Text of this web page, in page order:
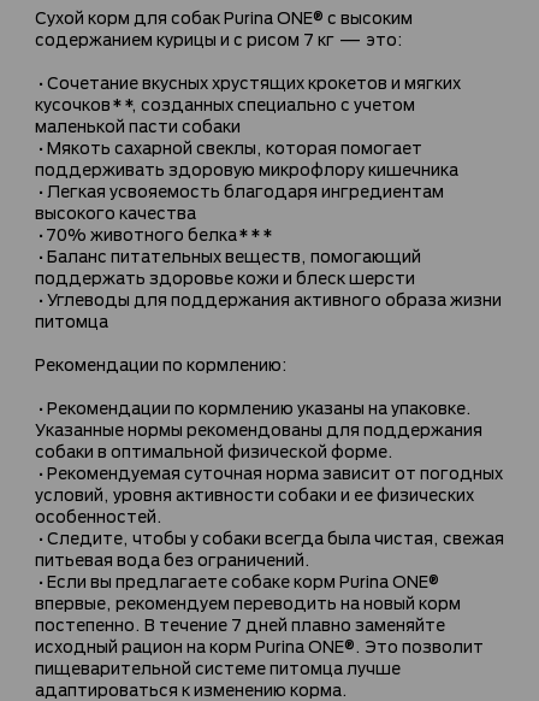
Сухой корм для собак Purina ONE® с высоким
содержанием курицы и с рисом 7 кг — это:
•Сочетание вкусных хрустящих крокетов и мягких
кусочков**, созданных специально с учетом
маленькой пасти собаки
•Мякоть сахарной свеклы, которая помогает
поддерживать здоровую микрофлору кишечника
•Легкая усвояемость благодаря ингредиентам
высокого качества
•70% животного белка***
•Баланс питательных веществ, помогающий
поддержать здоровье кожи и блеск шерсти
•Углеводы для поддержания активного образа жизни
питомца
Рекомендации по кормлению:
•Рекомендации по кормлению указаны на упаковке.
Указанные нормы рекомендованы для поддержания
собаки в оптимальной физической форме.
•Рекомендуемая суточная норма зависит от погодных
условий, уровня активности собаки и ее физических
особенностей.
•Следите, чтобы у собаки всегда была чистая, свежая
питьевая вода без ограничений.
•Если вы предлагаете собаке корм Purina ONE®
впервые, рекомендуем переводить на новый корм
постепенно. В течение 7 дней плавно заменяйте
исходный рацион на корм Purina ONE®. Это позволит
пищеварительной системе питомца лучше
адаптироваться к изменению корма.